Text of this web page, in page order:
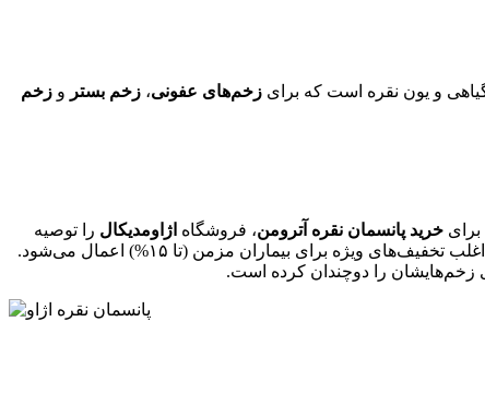
و یون نقره است که برای زخم‌های عفونی، زخم بستر و زخم
خرید پانسمان نقره آترومن، فروشگاه اژاومدیکال را توصیه
می‌کنیم. این فروشگاه تخصصی تجهیزات پزشکی، با ارسال سریع به سراسر ایران و مشاوره رایگان، گزینه‌ای مطمئن است. در اژاومدیکال، اغلب تخفیف‌های ویژه برای بیماران مزمن (تا ۱۵%) اعمال می‌شود.